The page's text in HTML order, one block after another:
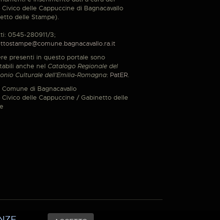
Civico delle Cappuccine di Bagnacavallo
delle Stampe).
0545-280911/3;
presenti in questo portale sono
anche nel Catalogo Regionale del
Culturale dell'Emilia-Romagna: PatER.
Comune di Bagnacavallo
Civico delle Cappuccine / Gabinetto delle